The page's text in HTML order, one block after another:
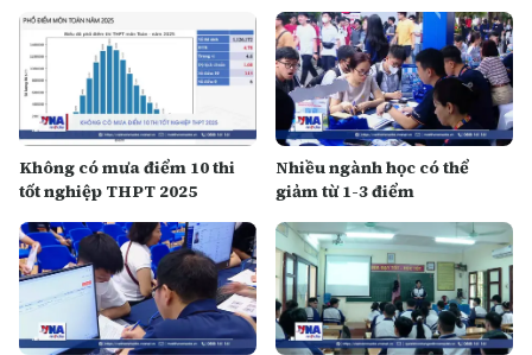
Không có mưa điểm 10 thi
tốt nghiệp THPT 2025
Nhiều ngành học có thể
giảm từ 1-3 điểm